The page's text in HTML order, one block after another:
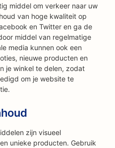
middel om verkeer naar uw
van hoge kwaliteit op
en Twitter en ga de
middel van regelmatige
media kunnen ook een
nieuwe producten en
je winkel te delen, zodat
om je website te
zijn visueel
unieke producten. Gebruik